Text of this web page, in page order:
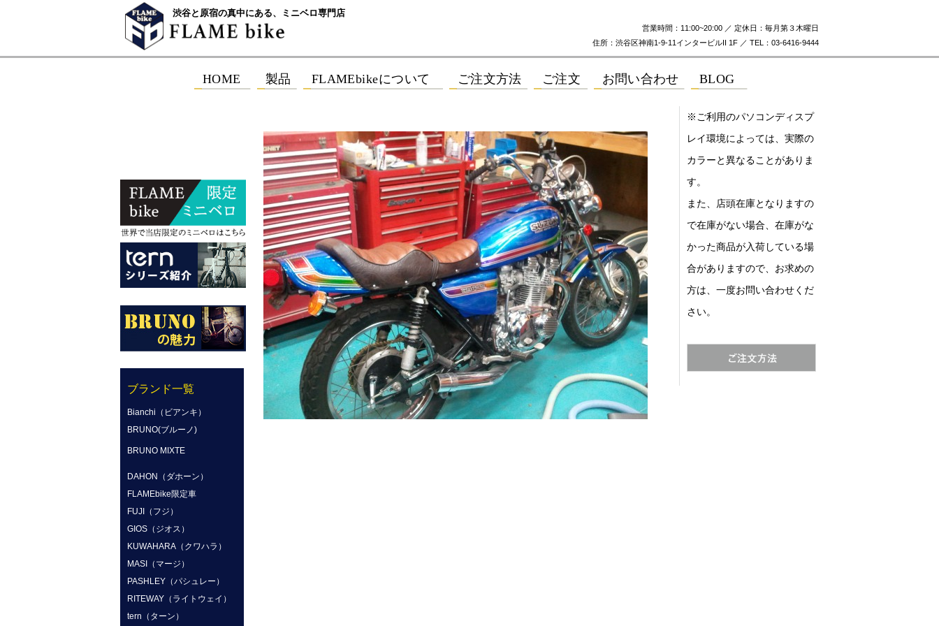
渋谷と原宿の真中にある、ミニベロ専門店
営業時間：11:00~20:00 ／ 定休日：毎月第３木曜日
住所：渋谷区神南1-9-11インタービルII 1F ／ TEL：03-6416-9444
ブランド一覧
Bianchi（ビアンキ）
BRUNO(ブルーノ)
BRUNO MIXTE
DAHON（ダホーン）
FLAMEbike限定車
FUJI（フジ）
GIOS（ジオス）
KUWAHARA（クワハラ）
MASI（マージ）
PASHLEY（パシュレー）
RITEWAY（ライトウェイ）
tern（ターン）
※ご利用のパソコンディスプ
レイ環境によっては、実際の
カラーと異なることがありま
す。
また、店頭在庫となりますの
で在庫がない場合、在庫がな
かった商品が入荷している場
合がありますので、お求めの
方は、一度お問い合わせくだ
さい。